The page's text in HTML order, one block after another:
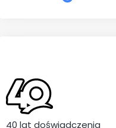
40 lat doświadczenia